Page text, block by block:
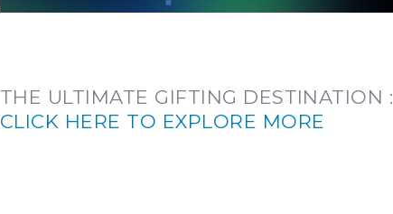
THE ULTIMATE GIFTING DESTINATION :
CLICK HERE TO EXPLORE MORE